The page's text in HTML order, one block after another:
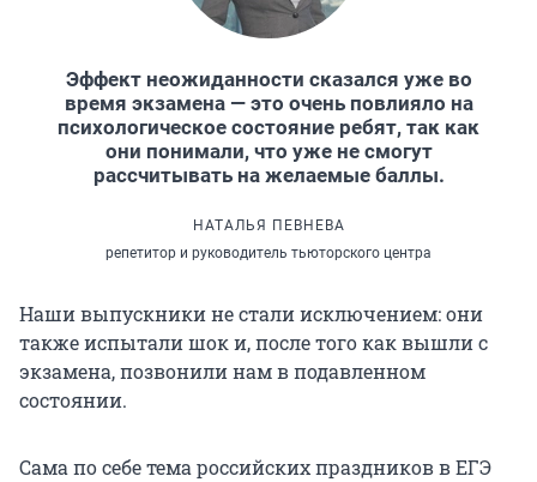
Эффект неожиданности сказался уже во
время экзамена — это очень повлияло на
психологическое состояние ребят, так как
они понимали, что уже не смогут
рассчитывать на желаемые баллы.
НАТАЛЬЯ ПЕВНЕВА
репетитор и руководитель тьюторского центра
Наши выпускники не стали исключением: они
также испытали шок и, после того как вышли с
экзамена, позвонили нам в подавленном
состоянии.
Сама по себе тема российских праздников в ЕГЭ